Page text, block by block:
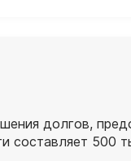
долгов,
составляет 500